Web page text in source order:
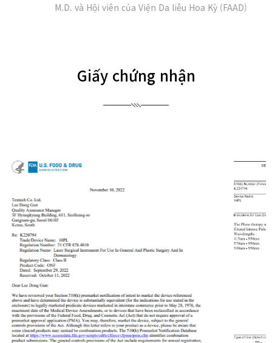
M.D. và Hội viên của Viện Da liễu Hoa Kỳ (FAAD)
Giấy chứng nhận